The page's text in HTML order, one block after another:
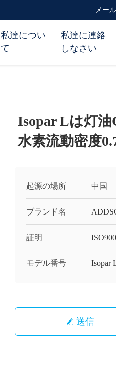
メー
私達につい
て
私達に連絡
しなさい
Isopar Lは灯油
水素流動密度
起源の場所 中国
ブランド名
証明
モデル番号 Isopar
送信